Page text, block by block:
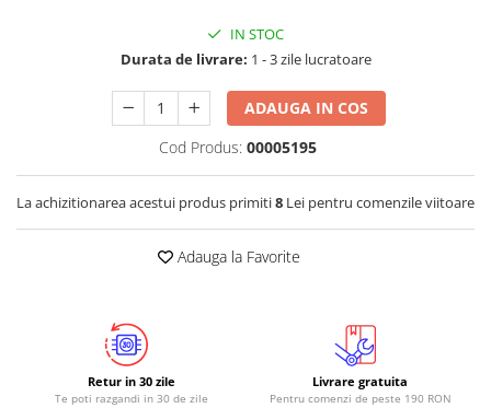
RS-485
RTC
Breadboard
IN STOC
Durata de livrare: 1 - 3 zile lucratoare
ADAUGA IN COS
Cod Produs: 00005195
La achizitionarea acestui produs primiti8 Lei pentru comenzile viitoare
Adauga la Favorite
Retur in 30 zile
Te poti razgandi in 30 de zile
Livrare gratuita
Pentru comenzi de peste 190 RON